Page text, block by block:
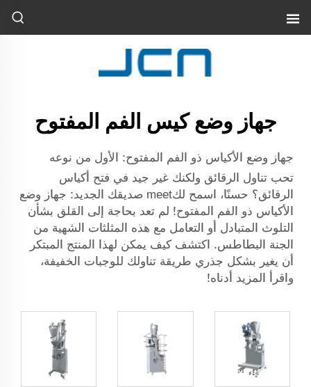
جهاز وضع كيس الفم المفتوح
جهاز وضع الأكياس ذو الفم المفتوح: الأول من نوعه
تحب تناول الرقائق ولكنك غير جيد في فتح أكياس
الرقائق؟ حسنًا، اسمح لكmeet صديقك الجديد: جهاز وضع
الأكياس ذو الفم المفتوح! لم تعد بحاجة إلى القلق بشأن
التلوث المتبادل أو التعامل مع هذه المثلثات الشهية من
الجنة البطاطس. اكتشف كيف يمكن لهذا المنتج المبتكر
أن يغير بشكل جذري طريقة تناولك للوجبات الخفيفة،
واقرأ المزيد أدناه!